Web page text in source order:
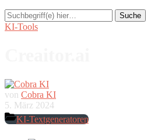
KI-Tools
von Cobra KI
5. März 2024
KI-Textgeneratoren